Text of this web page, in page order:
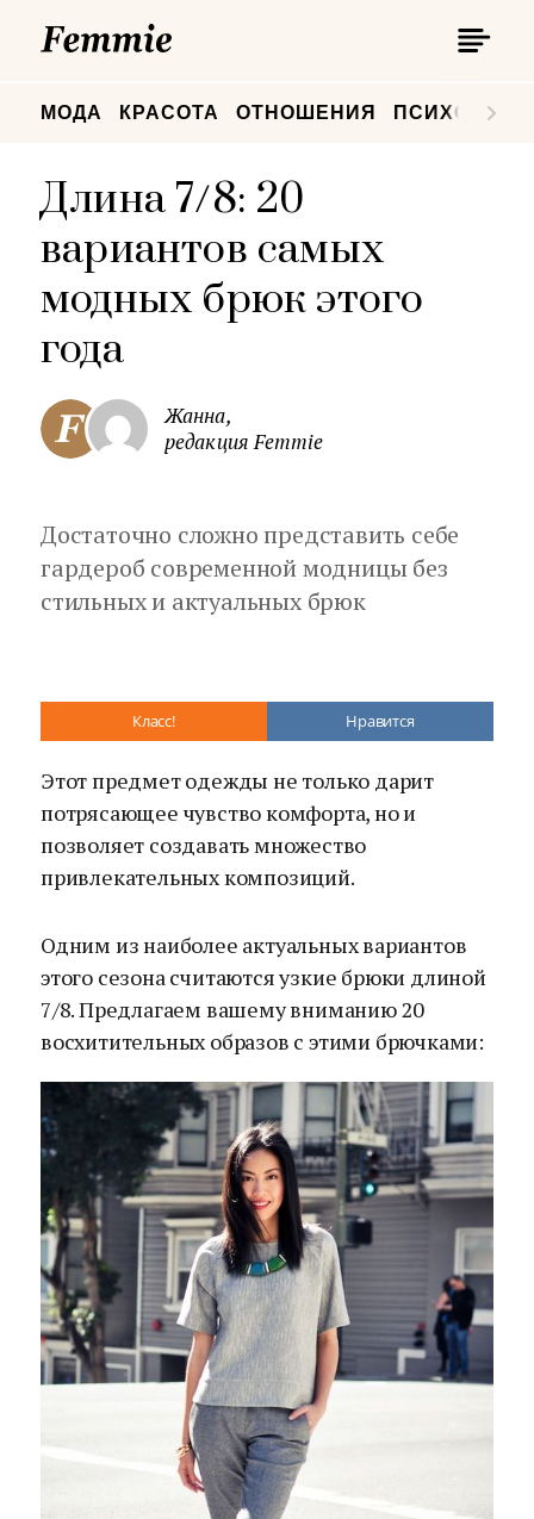
МОДА КРАСОТА ОТНОШЕНИЯ
Длина 7/8: 20
вариантов самых
модных брюк этого
года
Жанна,
редакция Femmie
Достаточно сложно представить себе
гардероб современной модницы без
стильных и актуальных брюк
Класс! Нравится
Этот предмет одежды не только дарит
потрясающее чувство комфорта, но и
позволяет создавать множество
привлекательных композиций.
Одним из наиболее актуальных вариантов
этого сезона считаются узкие брюки длиной
7/8. Предлагаем вашему вниманию 20
восхитительных образов с этими брючками: